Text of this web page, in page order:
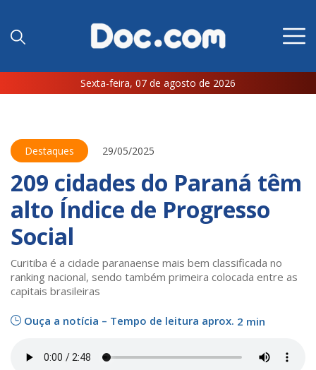
Sexta-feira, 07 de agosto de 2026
Destaques 29/05/2025
209 cidades do Paraná têm
alto Índice de Progresso
Social
Curitiba é a cidade paranaense mais bem classificada no
ranking nacional, sendo também primeira colocada entre as
capitais brasileiras
Ouça a notícia – Tempo de leitura aprox. 2 min